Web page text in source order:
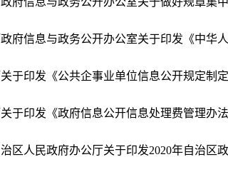
于印发《政府信息公开信息处理费管理办